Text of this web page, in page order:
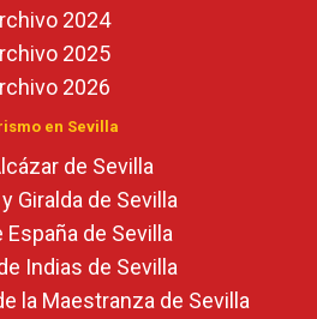
2024
2025
2026
en Sevilla
de Sevilla
Giralda de Sevilla
España de Sevilla
Indias de Sevilla
la Maestranza de Sevilla